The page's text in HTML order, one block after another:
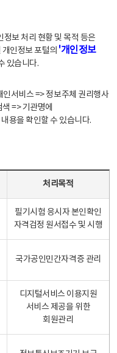
보 처리 현황 및 목적 등은
인정보 포털의 '개인정보
있습니다.
서비스 => 정보주체 권리행사
=> 기관명에
용을 확인할 수 있습니다.
처리목적
필기시험 응시자 본인확인
자격검정 원서접수 및 시행
국가공인민간자격증 관리
디지털서비스 이용지원
서비스 제공을 위한
회원관리